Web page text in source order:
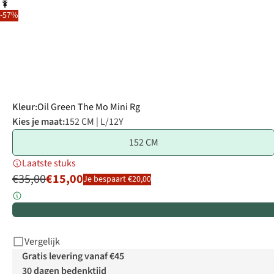
-57%
Kleur:Oil Green The Mo Mini Rg
Kies je maat:152 CM | L/12Y
152 CM
Laatste stuks
€35,00€15,00Je bespaart €20,00
Vergelijk
Gratis levering vanaf €45
30 dagen bedenktijd